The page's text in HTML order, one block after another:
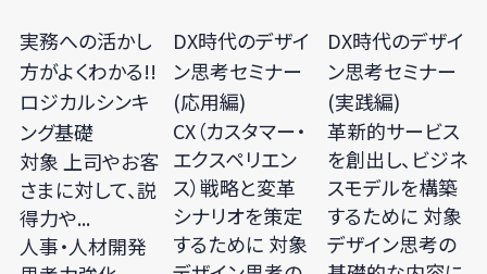
実務への活かし
方がよくわかる!!
ロジカルシンキ
ング基礎
対象 上司やお客
さまに対して、説
得力や...
人事・人材開発
DX時代のデザイ
ン思考セミナー
(応用編)
CX（カスタマー・
エクスペリエン
ス）戦略と変革
シナリオを策定
するために 対象
DX時代のデザイ
ン思考セミナー
(実践編)
革新的サービス
を創出し、ビジネ
スモデルを構築
するために 対象
デザイン思考の